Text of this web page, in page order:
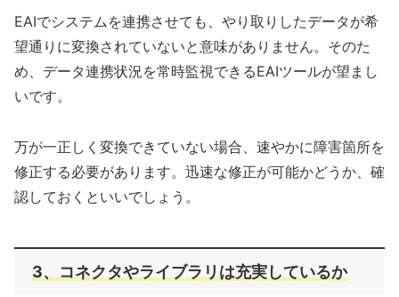
EAIでシステムを連携させても、やり取りしたデータが希
望通りに変換されていないと意味がありません。そのた
め、データ連携状況を常時監視できるEAIツールが望まし
いです。
万が一正しく変換できていない場合、速やかに障害箇所を
修正する必要があります。迅速な修正が可能かどうか、確
認しておくといいでしょう。
3、コネクタやライブラリは充実しているか